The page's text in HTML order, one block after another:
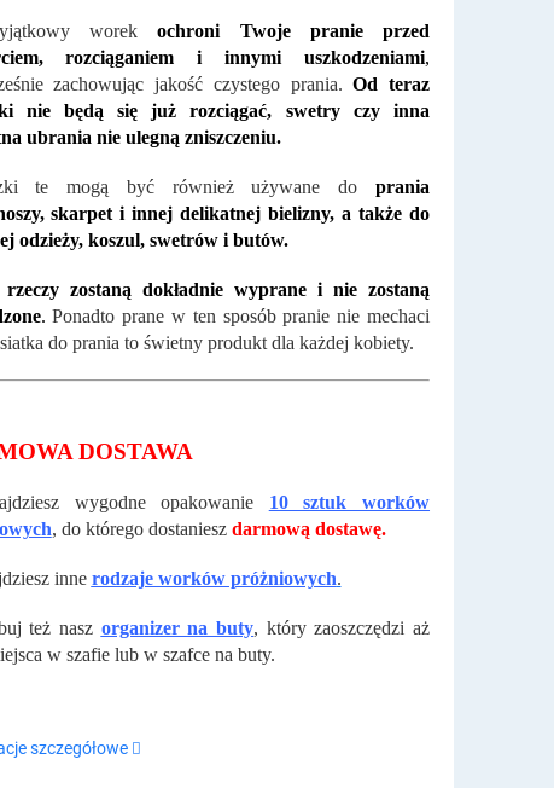
worekochroni Twoje pranie przed
rozciąganiem i innymi uszkodzeniami,
zachowując jakość czystego prania.Od teraz
nie będą się już rozciągać, swetry czy inna
ubrania nie ulegną zniszczeniu.
te mogą być również używane do prania
skarpet i innej delikatnej bielizny, a także do
odzieży, koszul, swetrów i butów.
zostaną dokładnie wyprane i nie zostaną
. Ponadto prane w ten sposób pranie nie mechaci
do prania to świetny produkt dla każdej kobiety.
DOSTAWA
wygodne opakowanie 10 sztuk worków
, do którego dostaniesz darmową dostawę.
inne rodzaje worków próżniowych.
też nasz organizer na buty, który zaoszczędzi aż
w szafie lub w szafce na buty.
szczegółowe